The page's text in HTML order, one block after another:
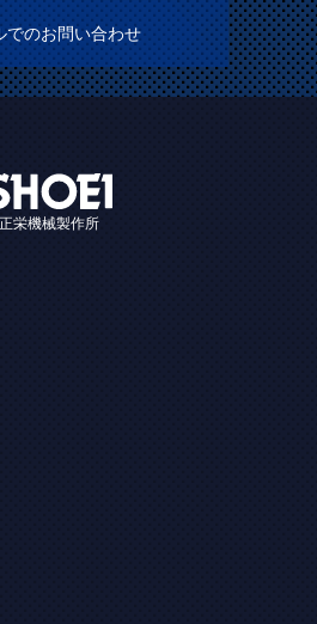
でのお問い合わせ
正栄機械製作所